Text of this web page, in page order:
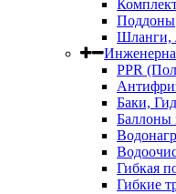
Поддоны
Шланги,
PPR
Баки,
Баллоны
Гибкая
Гибкие